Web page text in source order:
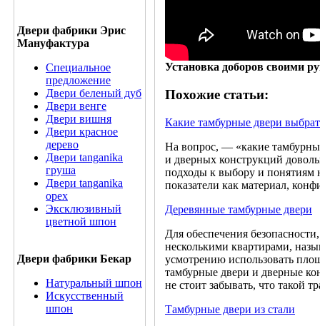
Двери фабрики Эрис
Мануфактура
Специальное
предложение
Двери беленый дуб
Двери венге
Двери вишня
Двери красное
дерево
Двери tanganika
груша
Двери tanganika
oрех
Эксклюзивный
цветной шпон
Двери фабрики Бекар
Натуральный шпон
Искусственный
шпон
Установка доборов своими
Похожие статьи:
Какие тамбурные двери
На вопрос, — «какие
и дверных конструкций
подходы к выбору и понятиям
показатели как материал,
Деревянные тамбурные двери
Для обеспечения
несколькими квартирами,
усмотрению использовать
тамбурные двери и дверные
не стоит забывать, что такой
Тамбурные двери из стали